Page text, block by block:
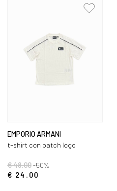
EMPORIO ARMANI
t-shirt con patch logo
€ 48.00-50%
€ 24.00